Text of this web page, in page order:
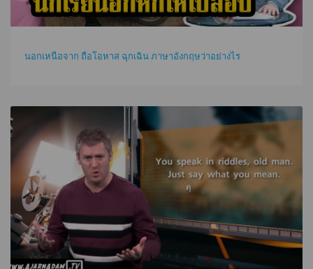
นอกเหนือจาก ถือโอหาส ฉุกเฉิน ภาษาอังกฤษว่าอย่างไร